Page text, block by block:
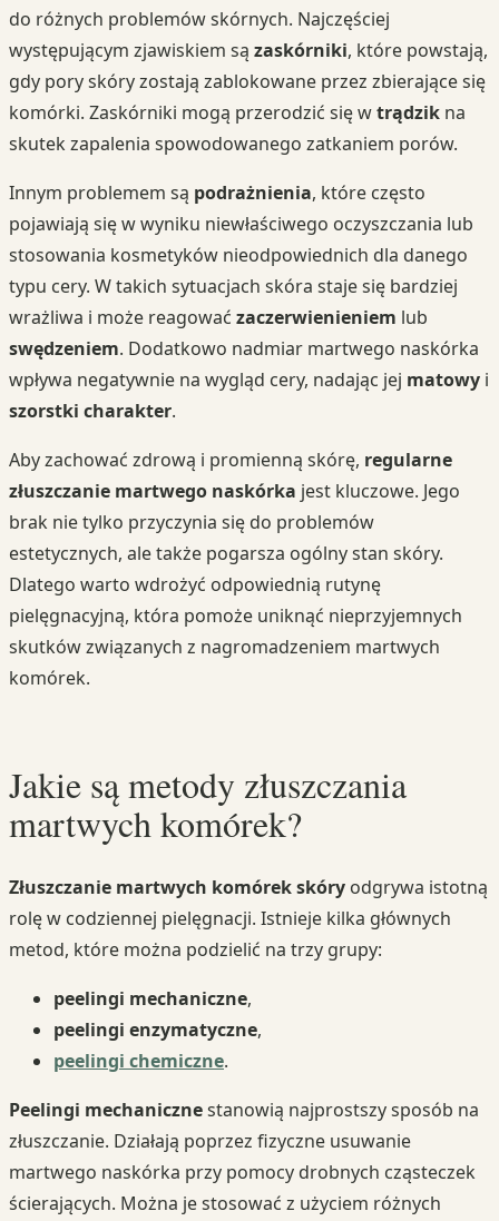
do różnych problemów skórnych. Najczęściej
występującym zjawiskiem są zaskórniki, które powstają,
gdy pory skóry zostają zablokowane przez zbierające się
komórki. Zaskórniki mogą przerodzić się wtrądzik na
skutek zapalenia spowodowanego zatkaniem porów.
Innym problemem są podrażnienia, które często
pojawiają się w wyniku niewłaściwego oczyszczania lub
stosowania kosmetyków nieodpowiednich dla danego
typu cery. W takich sytuacjach skóra staje się bardziej
wrażliwa i może reagować zaczerwienieniem lub
swędzeniem. Dodatkowo nadmiar martwego naskórka
wpływa negatywnie na wygląd cery, nadając jej matowy i
szorstki charakter.
Aby zachować zdrową i promienną skórę, regularne
złuszczanie martwego naskórka jest kluczowe. Jego
brak nie tylko przyczynia się do problemów
estetycznych, ale także pogarsza ogólny stan skóry.
Dlatego warto wdrożyć odpowiednią rutynę
pielęgnacyjną, która pomoże uniknąć nieprzyjemnych
skutków związanych z nagromadzeniem martwych
komórek.
Jakie są metody złuszczania
martwych komórek?
Złuszczanie martwych komórek skóry odgrywa istotną
rolę w codziennej pielęgnacji. Istnieje kilka głównych
metod, które można podzielić na trzy grupy:
peelingi mechaniczne,
peelingi enzymatyczne,
peelingi chemiczne.
Peelingi mechanicznestanowią najprostszy sposób na
złuszczanie. Działają poprzez fizyczne usuwanie
martwego naskórka przy pomocy drobnych cząsteczek
ścierających. Można je stosować z użyciem różnych